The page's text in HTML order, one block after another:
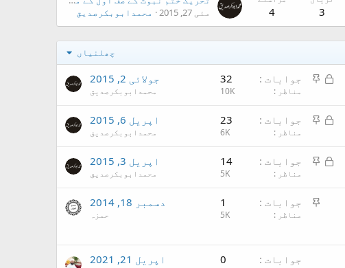
3
4
مئی 27, 2015
محمدابوبکرصدیق
چھلنیاں
م
ل
چ
ا
جوابات 32
مناظر 10K
جولائی 2, 2015
محمدابوبکرصدیق
م
ل
چ
ا
جوابات 23
مناظر 6K
اپریل 6, 2015
محمدابوبکرصدیق
م
چ
ا
جوابات 14
مناظر 5K
اپریل 3, 2015
محمدابوبکرصدیق
چ
جوابات 1
مناظر 5K
دسمبر 18, 2014
حمزہ
جوابات 0 اپریل 21, 2021